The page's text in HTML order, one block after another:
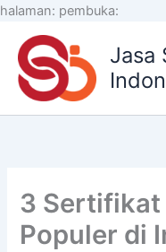
halaman: pembuka:
konten
Jasa
3 Sertifikat
Populer di